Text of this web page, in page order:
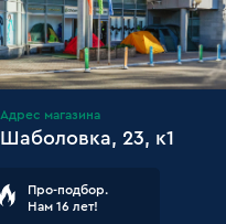
Адрес магазина
Шаболовка, 23, к1
Про-подбор.
Нам 16 лет!